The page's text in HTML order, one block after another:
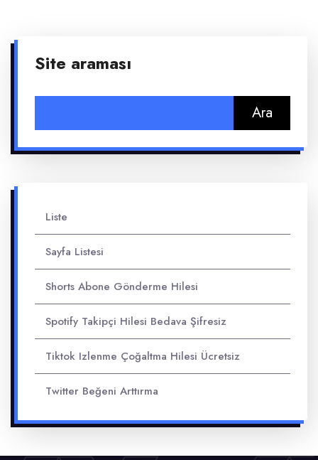
Site araması
Liste
Sayfa Listesi
Shorts Abone Gönderme Hilesi
Spotify Takipçi Hilesi Bedava Şifresiz
Tiktok Izlenme Çoğaltma Hilesi Ücretsiz
Twitter Beğeni Arttırma